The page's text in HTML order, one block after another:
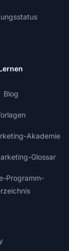
Blog
Akademie
Glossar
Programm-